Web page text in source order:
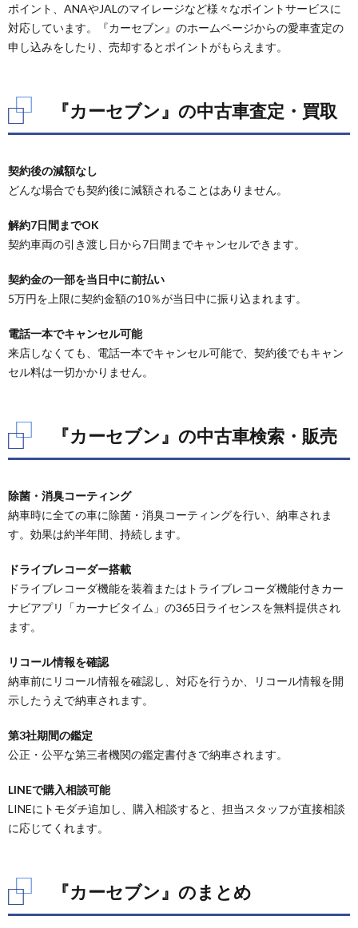
ン』
の中
古車
ン』
のま
とめ
ポイント、ANAやJALのマイレージなど様々なポイントサービスに
対応しています。『カーセブン』のホームページからの愛車査定の
申し込みをしたり、売却するとポイントがもらえます。
『カーセブン』の中古車査定・買取
契約後の減額なし
どんな場合でも契約後に減額されることはありません。
解約7日間までOK
契約車両の引き渡し日から7日間までキャンセルできます。
契約金の一部を当日中に前払い
5万円を上限に契約金額の10％が当日中に振り込まれます。
電話一本でキャンセル可能
来店しなくても、電話一本でキャンセル可能で、契約後でもキャン
セル料は一切かかりません。
『カーセブン』の中古車検索・販売
除菌・消臭コーティング
納車時に全ての車に除菌・消臭コーティングを行い、納車されま
す。効果は約半年間、持続します。
ドライブレコーダー搭載
ドライブレコーダ機能を装着またはトライブレコーダ機能付きカー
ナビアプリ「カーナビタイム」の365日ライセンスを無料提供され
ます。
リコール情報を確認
納車前にリコール情報を確認し、対応を行うか、リコール情報を開
示したうえで納車されます。
第3社期間の鑑定
公正・公平な第三者機関の鑑定書付きで納車されます。
LINEで購入相談可能
LINEにトモダチ追加し、購入相談すると、担当スタッフが直接相談
に応じてくれます。
『カーセブン』のまとめ